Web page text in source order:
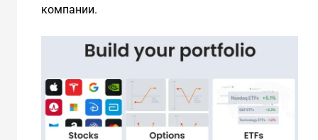
компании.